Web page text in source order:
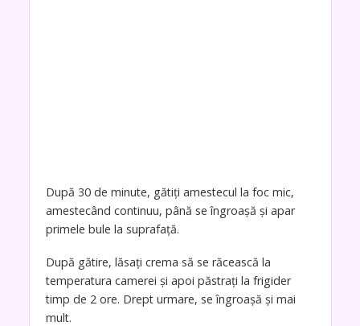
După 30 de minute, gătiți amestecul la foc mic,
amestecând continuu, până se îngroașă și apar
primele bule la suprafață.
După gătire, lăsați crema să se răcească la
temperatura camerei și apoi păstrați la frigider
timp de 2 ore. Drept urmare, se îngroașă și mai
mult.